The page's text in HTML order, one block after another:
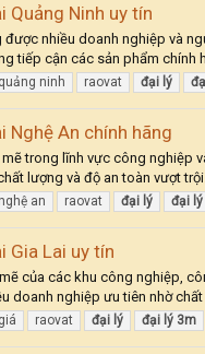
Quảng Ninh uy tín
nhiều doanh nghiệp và
tiếp cận các sản phẩm chính
quảng ninh raovat đại lý
Nghệ An chính hãng
trong lĩnh vực công nghiệp
lượng và độ an toàn vượt
nghệ an raovat đại lý đại lý
Gia Lai uy tín
của các khu công nghiệp,
doanh nghiệp ưu tiên nhờ chất
giá raovat đại lý đại lý 3m